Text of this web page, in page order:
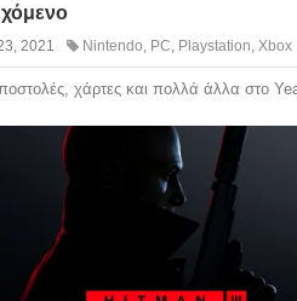
2021 Nintendo PC Playstation Xbox
χάρτες και πολλά άλλα στο